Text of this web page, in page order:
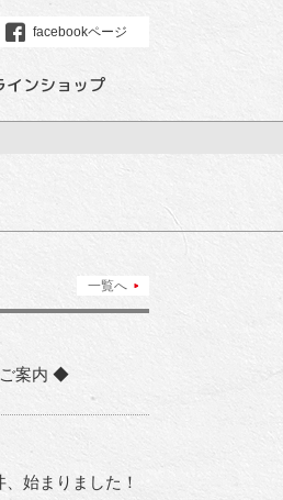
インショップ
facebookページ
一覧へ
案内 ◆
始まりました！